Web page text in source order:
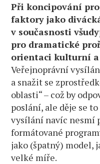
Při koncipování
faktory jako
v současnosti
pro dramatické
orientaci kulturní a
Veřejnoprávní
a snažit se
oblasti“ – což by
poslání, ale děje se
vysílání navíc nesmí
formátované
jako (špatný) model,
velké míře.